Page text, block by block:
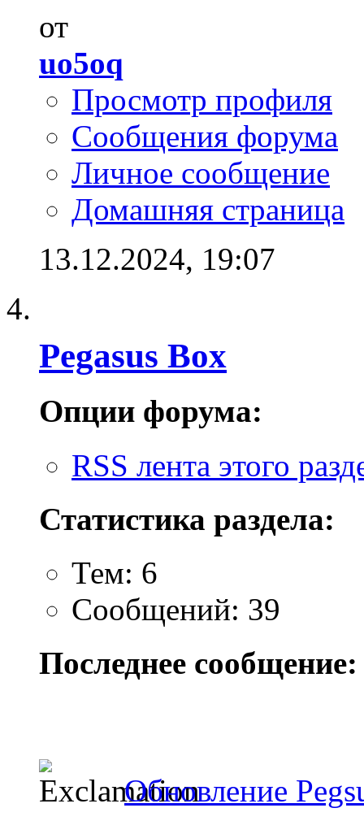
от
uo5oq
Просмотр профиля
Сообщения форума
Личное сообщение
Домашняя страница
13.12.2024, 19:07
Pegasus Box
Опции форума:
RSS лента этого
Статистика раздела:
Тем: 6
Сообщений: 39
Последнее сообщение:
Обновление